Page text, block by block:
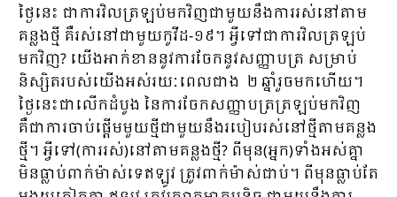
ថ្ងៃនេះ ជាការវិលត្រឡប់មកវិញជាមួយនឹងការរស់នៅតាម
គន្លងថ្មី គឺរស់នៅជាមួយកូវីដ-១៩។ អ្វីទៅជា​ការ​វិលត្រឡប់
មកវិញ? យើងអាក់ខាននូវការចែកនូវសញ្ញាបត្រ សម្រាប់
និស្សិតរបស់យើងអស់រយៈពេលជាង ២ ឆ្នាំរួច​មកហើយ។
ថ្ងៃនេះជាលើកដំបូង នៃការចែកសញ្ញាបត្រត្រឡប់មកវិញ
គឺជាការចាប់ផ្ដើមមួយថ្មីជាមួយនឹងរបៀប​​រស់នៅថ្មីតាមគន្លង
ថ្មី។ អ្វីទៅ(ការរស់)នៅតាមគន្លងថ្មី? ពីមុន(អ្នក)ទាំងអស់គ្នា
មិនធ្លាប់ពាក់ម៉ាស់ទេ​ឥឡូវ ត្រូវពាក់ម៉ាស់ជាប់។ ពីមុនធ្លាប់តែ